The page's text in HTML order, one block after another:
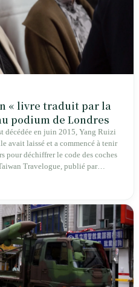
« livre traduit par la
podium de Londres
décédée en juin 2015, Yang Ruizi
avait laissé et a commencé à tenir
pour déchiffrer le code des coches
Travelogue, publié par
Aoyama, traduit par Yang
de sa sœur.